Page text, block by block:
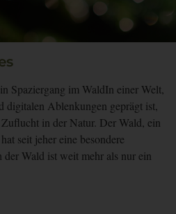
Spaziergang im WaldIn einer Welt,
digitalen Ablenkungen geprägt ist,
in der Natur. Der Wald, ein
seit jeher eine besondere
Wald ist weit mehr als nur ein